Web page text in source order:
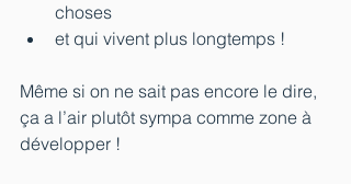
choses
et qui vivent plus longtemps !
Même si on ne sait pas encore le dire,
ça a l’air plutôt sympa comme zone à
développer !